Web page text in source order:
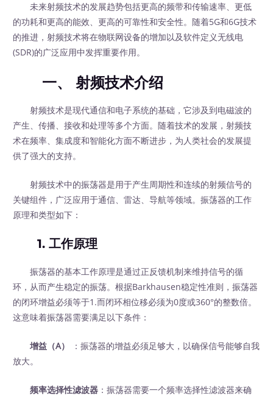
未来射频技术的发展趋势包括更高的频带和传输速率、更低
的功耗和更高的能效、更高的可靠性和安全性。随着5G和6G技术
的推进，射频技术将在物联网设备的增加以及软件定义无线电
(SDR)的广泛应用中发挥重要作用。
一、 射频技术介绍
射频技术是现代通信和电子系统的基础，它涉及到电磁波的
产生、传播、接收和处理等多个方面。随着技术的发展，射频技
术在频率、集成度和智能化方面不断进步，为人类社会的发展提
供了强大的支持。
射频技术中的振荡器是用于产生周期性和连续的射频信号的
关键组件，广泛应用于通信、雷达、导航等领域。振荡器的工作
原理和类型如下：
1. 工作原理
振荡器的基本工作原理是通过正反馈机制来维持信号的循
环，从而产生稳定的振荡。根据Barkhausen稳定性准则，振荡器
的闭环增益必须等于1.而闭环相位移必须为0度或360°的整数倍。
这意味着振荡器需要满足以下条件：
增益（A）
：振荡器的增益必须足够大，以确保信号能够自我
放大。
频率选择性滤波器 ：振荡器需要一个频率选择性滤波器来确